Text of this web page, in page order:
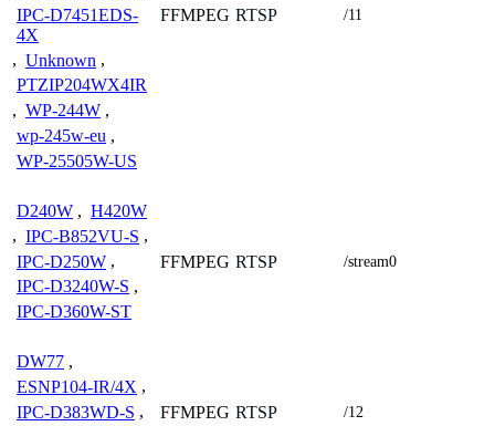
IPC-D7451EDS-
4X
, Unknown ,
PTZIP204WX4IR
, WP-244W ,
wp-245w-eu ,
WP-25505W-US
FFMPEG RTSP /11
D240W , H420W
, IPC-B852VU-S ,
IPC-D250W ,
IPC-D3240W-S ,
IPC-D360W-ST
FFMPEG RTSP /stream0
DW77 ,
ESNP104-IR/4X ,
IPC-D383WD-S ,
FFMPEG RTSP /12